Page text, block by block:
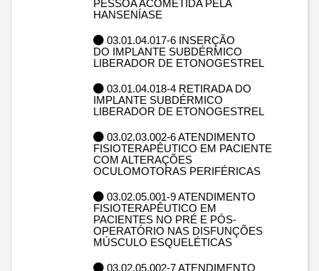
PESSOA ACOMETIDA PELA
HANSENÍASE
03.01.04.017-6 INSERÇÃO
DO IMPLANTE SUBDÉRMICO
LIBERADOR DE ETONOGESTREL
03.01.04.018-4 RETIRADA DO
IMPLANTE SUBDÉRMICO
LIBERADOR DE ETONOGESTREL
03.02.03.002-6 ATENDIMENTO
FISIOTERAPÊUTICO EM PACIENTE
COM ALTERAÇÕES
OCULOMOTORAS PERIFÉRICAS
03.02.05.001-9 ATENDIMENTO
FISIOTERAPÊUTICO EM
PACIENTES NO PRÉ E PÓS-
OPERATÓRIO NAS DISFUNÇÕES
MÚSCULO ESQUELÉTICAS
03.02.05.002-7 ATENDIMENTO